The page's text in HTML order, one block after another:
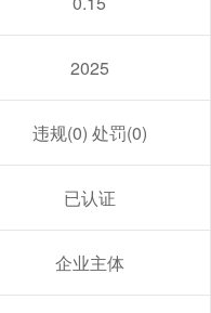
2025
违规(0) 处罚(0)
已认证
企业主体